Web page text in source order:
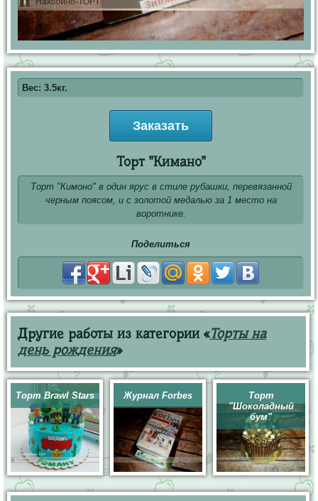
Вес: 3.5кг.
Заказать
Торт "Кимано"
Торт "Кимоно" в один ярус в стиле рубашки, перевязанной
черным поясом, и с золотой медалью за 1 место на
воротнике.
Поделиться
Другие работы из категории «Торты на
день рождения»
Торт Brawl Stars Журнал Forbes
Торт
"Шоколадный
бум"